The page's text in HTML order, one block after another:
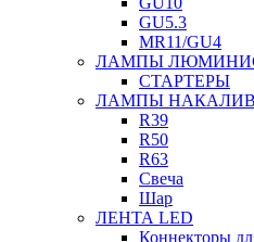
GU5.3
MR11/GU4
ЛАМПЫ
СТАРТЕРЫ
ЛАМПЫ
R39
R50
R63
Свеча
Шар
ЛЕНТА LED
Коннекторы